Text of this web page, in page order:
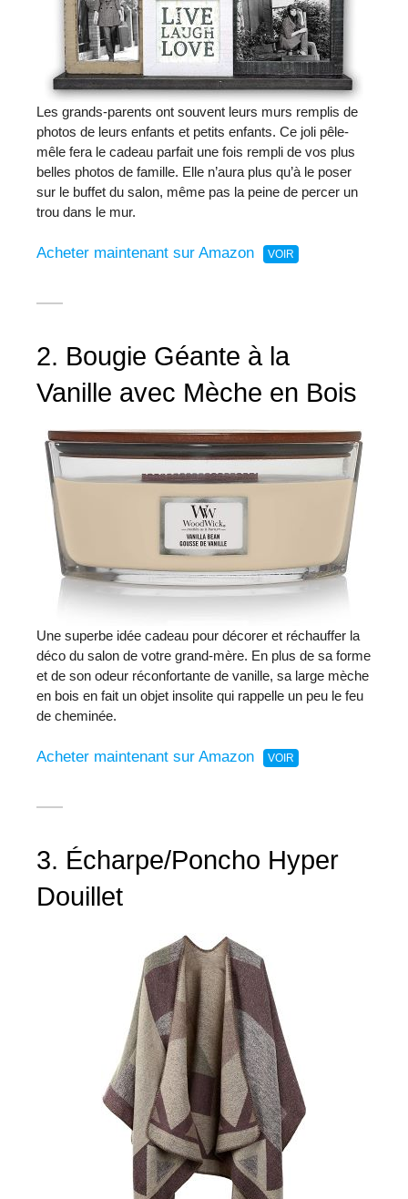
Les grands-parents ont souvent leurs murs remplis de
photos de leurs enfants et petits enfants. Ce joli pêle-
mêle fera le cadeau parfait une fois rempli de vos plus
belles photos de famille. Elle n’aura plus qu’à le poser
sur le buffet du salon, même pas la peine de percer un
trou dans le mur.
Acheter maintenant sur Amazon
2. Bougie Géante à la
Vanille avec Mèche en Bois
Une superbe idée cadeau pour décorer et réchauffer la
déco du salon de votre grand-mère. En plus de sa forme
et de son odeur réconfortante de vanille, sa large mèche
en bois en fait un objet insolite qui rappelle un peu le feu
de cheminée.
Acheter maintenant sur Amazon
3. Écharpe/Poncho Hyper
Douillet